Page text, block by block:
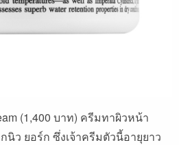
(1,400 บาท) ครีมทาผิวหน้า
นิว ยอร์ก ซึ่งเจ้าครีมตัวนี้อายุยาว